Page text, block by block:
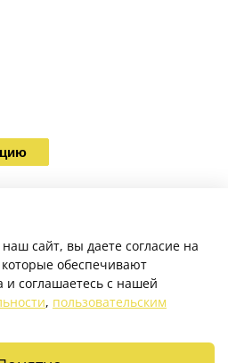
сайт, вы даете согласие на
обеспечивают
и соглашаетесь с нашей
, пользовательским